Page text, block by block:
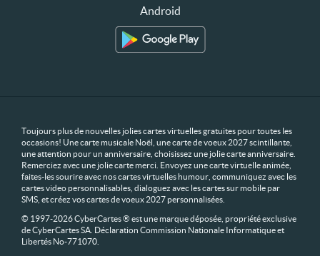
Android
Toujours plus de nouvelles jolies cartes virtuelles gratuites pour toutes les
occasions! Une carte musicale Noël, une carte de voeux 2027 scintillante,
une attention pour un anniversaire, choisissez une jolie carte anniversaire.
Remerciez avec une jolie carte merci. Envoyez une carte virtuelle animée,
faites-les sourire avec nos cartes virtuelles humour, communiquez avec les
cartes video personnalisables, dialoguez avec les cartes sur mobile par
SMS, et créez vos cartes de voeux 2027 personnalisées.
© 1997-2026 CyberCartes ® est une marque déposée, propriété exclusive
de CyberCartes SA. Déclaration Commission Nationale Informatique et
Libertés No-771070.